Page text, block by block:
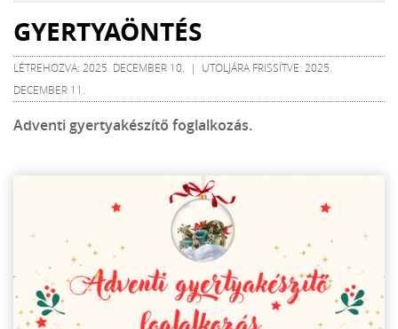
GYERTYAÖNTÉS
LÉTREHOZVA: 2025. DECEMBER 10. | UTOLJÁRA FRISSÍTVE: 2025.
DECEMBER 11.
Adventi gyertyakészítő foglalkozás.